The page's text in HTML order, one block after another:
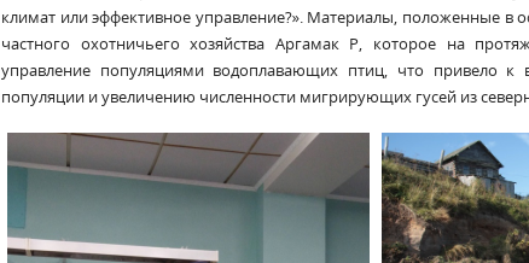
климат или эффективное управление?». Материалы, положенные в
частного охотничьего хозяйства Аргамак Р, которое на
управление популяциями водоплавающих птиц, что привело к
популяции и увеличению численности мигрирующих гусей из